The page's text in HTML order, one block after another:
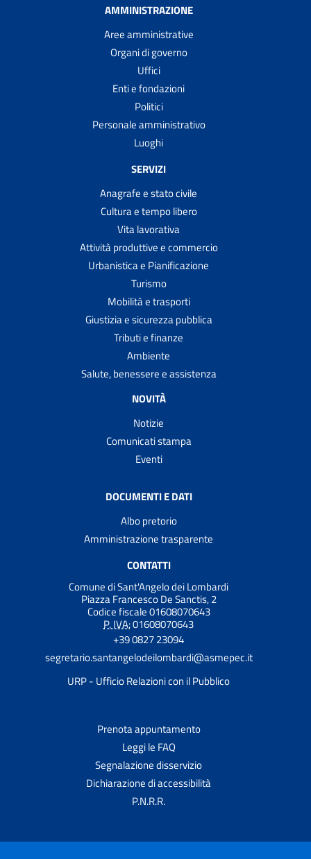
AMMINISTRAZIONE
Aree amministrative
Organi di governo
Uffici
Enti e fondazioni
Politici
Personale amministrativo
Luoghi
SERVIZI
Anagrafe e stato civile
Cultura e tempo libero
Vita lavorativa
Attività produttive e commercio
Urbanistica e Pianificazione
Turismo
Mobilità e trasporti
Giustizia e sicurezza pubblica
Tributi e finanze
Ambiente
Salute, benessere e assistenza
NOVITÀ
Notizie
Comunicati stampa
Eventi
DOCUMENTI E DATI
Albo pretorio
Amministrazione trasparente
CONTATTI
Comune di Sant'Angelo dei Lombardi
Piazza Francesco De Sanctis, 2
Codice fiscale 01608070643
P. IVA:01608070643
+39 0827 23094
segretario.santangelodeilombardi@asmepec.it
URP - Ufficio Relazioni con il Pubblico
Prenota appuntamento
Leggi le FAQ
Segnalazione disservizio
Dichiarazione di accessibilità
P.N.R.R.